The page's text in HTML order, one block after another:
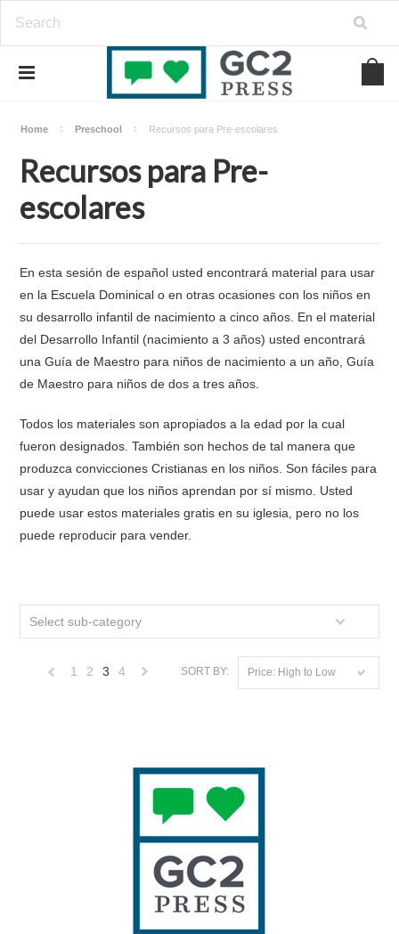
Home Preschool Recursos para Pre-escolares
Recursos para Pre-
escolares
En esta sesión de español usted encontrará material para usar
en la Escuela Dominical o en otras ocasiones con los niños en
su desarrollo infantil de nacimiento a cinco años. En el material
del Desarrollo Infantil (nacimiento a 3 años) usted encontrará
una Guía de Maestro para niños de nacimiento a un año, Guía
de Maestro para niños de dos a tres años.
Todos los materiales son apropiados a la edad por la cual
fueron designados. También son hechos de tal manera que
produzca convicciones Cristianas en los niños. Son fáciles para
usar y ayudan que los niños aprendan por sí mismo. Usted
puede usar estos materiales gratis en su iglesia, pero no los
puede reproducir para vender.
Select sub-category
SORT BY: Price: High to Low
1 2 3 4